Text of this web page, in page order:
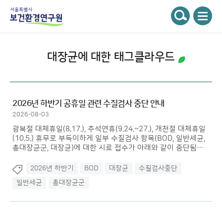
검색
대장균에 대한 태그클라우드
2026년 하반기 공휴일 관련 수질검사 중단 안내
2026-08-03
광복절 대체휴일(8.17.), 추석연휴(9.24.~27.), 개천절 대체휴일
(10.5.) 휴무로 부득이하게 일부 수질검사 항목(BOD, 일반세균,
총대장균군, 대장균)에 대한 시료 접수가 아래와 같이 중단됨을
2026년 하반기 BOD 대장균
수질검사중단
일반세균
총대장균군